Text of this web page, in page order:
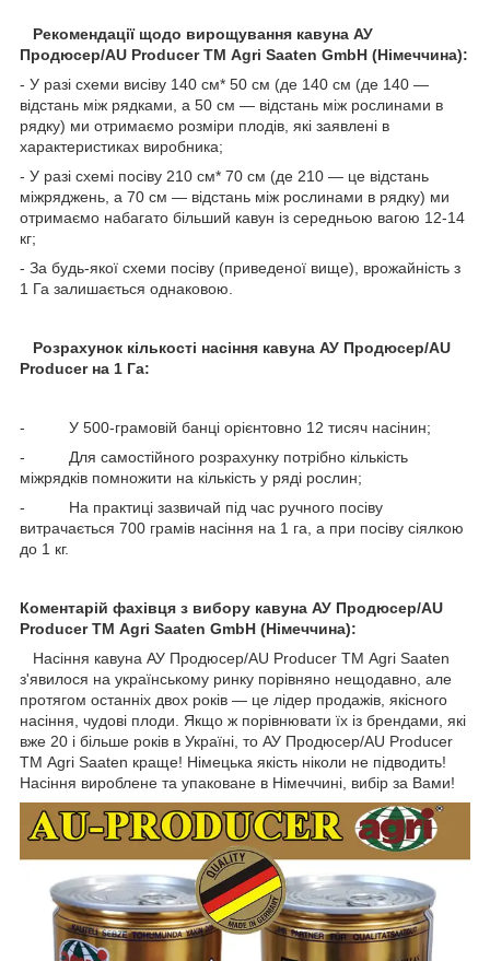
Рекомендації щодо вирощування кавуна АУ
Продюсер/AU Producer ТМ Agri Saaten GmbH (Німеччина):
- У разі схеми висіву 140 см* 50 см (де 140 см (де 140 —
відстань між рядками, а 50 см — відстань між рослинами в
рядку) ми отримаємо розміри плодів, які заявлені в
характеристиках виробника;
- У разі схемі посіву 210 см* 70 см (де 210 — це відстань
міжряджень, а 70 см — відстань між рослинами в рядку) ми
отримаємо набагато більший кавун із середньою вагою 12-14
кг;
- За будь-якої схеми посіву (приведеної вище), врожайність з
1 Га залишається однаковою.
Розрахунок кількості насіння кавуна АУ Продюсер/AU
Producer на 1 Га:
- У 500-грамовій банці орієнтовно 12 тисяч насінин;
- Для самостійного розрахунку потрібно кількість
міжрядків помножити на кількість у ряді рослин;
- На практиці зазвичай під час ручного посіву
витрачається 700 грамів насіння на 1 га, а при посіву сіялкою
до 1 кг.
Коментарій фахівця з вибору кавуна АУ Продюсер/AU
Producer ТМ Agri Saaten GmbH (Німеччина):
Насіння кавуна АУ Продюсер/AU Producer ТМ Agri Saaten
з'явилося на українському ринку порівняно нещодавно, але
протягом останніх двох років — це лідер продажів, якісного
насіння, чудові плоди. Якщо ж порівнювати їх із брендами, які
вже 20 і більше років в Україні, то АУ Продюсер/AU Producer
ТМ Agri Saaten краще! Німецька якість ніколи не підводить!
Насіння вироблене та упаковане в Німеччині, вибір за Вами!